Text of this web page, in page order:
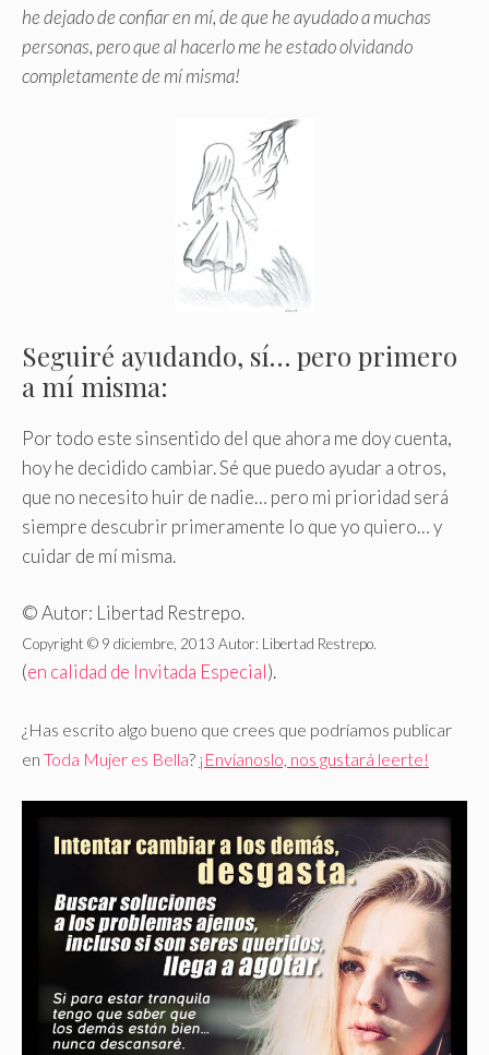
he dejado de confiar en mí, de que he ayudado a muchas
personas, pero que al hacerlo me he estado olvidando
completamente de mí misma!
Seguiré ayudando, sí… pero primero
a mí misma:
Por todo este sinsentido del que ahora me doy cuenta,
hoy he decidido cambiar. Sé que puedo ayudar a otros,
que no necesito huir de nadie… pero mi prioridad será
siempre descubrir primeramente lo que yo quiero… y
cuidar de mí misma.
© Autor: Libertad Restrepo.
Copyright © 9 diciembre, 2013 Autor: Libertad Restrepo.
(en calidad de Invitada Especial).
¿Has escrito algo bueno que crees que podríamos publicar
en Toda Mujer es Bella? ¡Envíanoslo, nos gustará leerte!